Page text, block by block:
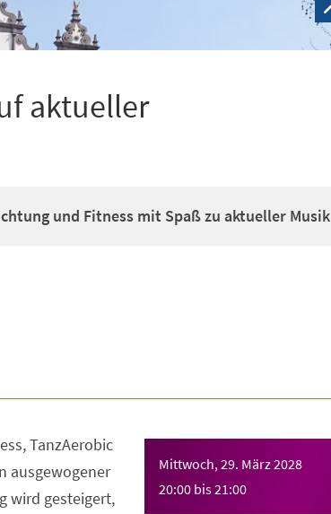
aktueller
und Fitness mit Spaß zu aktueller Musik
Mittwoch, 29. März 2028
20:00 bis21:00
TanzAerobic
ausgewogener
wird gesteigert,